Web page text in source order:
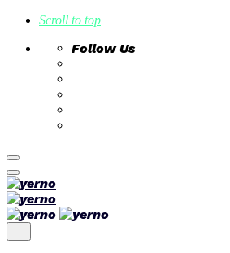
Scroll to top
Follow Us
Skip
to
content